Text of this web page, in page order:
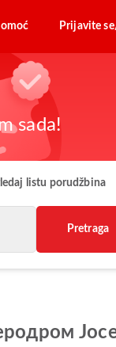
Prijavite
sada!
listu porudžbina
Pretraga